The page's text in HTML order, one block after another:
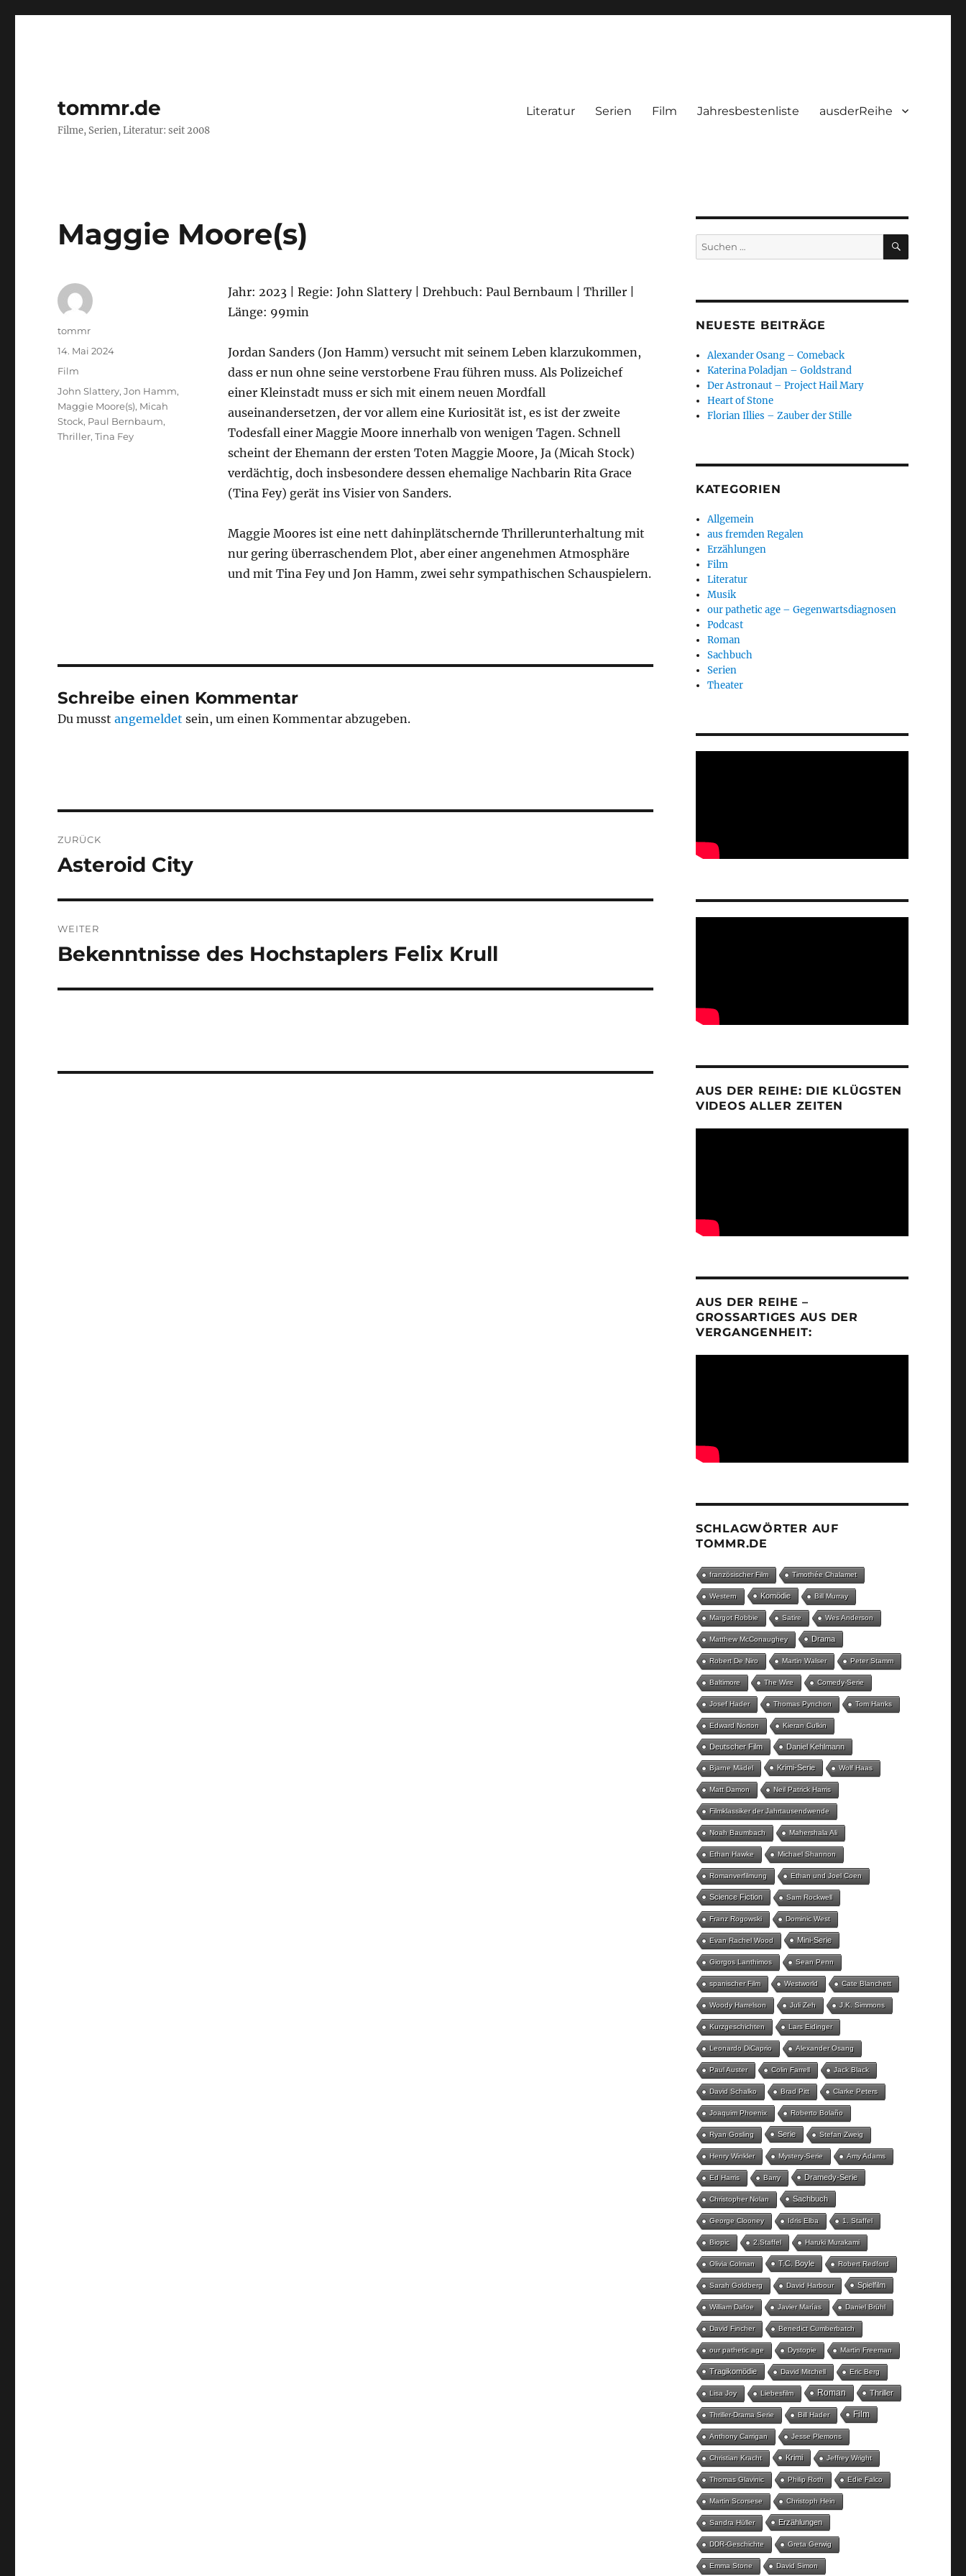
tommr.de
Filme, Serien, Literatur: seit 2008
Literatur Serien Film Jahresbestenliste ausderReihe
Maggie Moore(s)
Jahr: 2023 | Regie: John Slattery | Drehbuch: Paul Bernbaum | Thriller |
Länge: 99min
Jordan Sanders (Jon Hamm) versucht mit seinem Leben klarzukommen,
dass er nun ohne seine verstorbene Frau führen muss. Als Polizeichef
einer Kleinstadt muss er sich mit einem neuen Mordfall
auseinandersetzen, der vor allem eine Kuriosität ist, es ist der zweite
Todesfall einer Maggie Moore innerhalb von wenigen Tagen. Schnell
scheint der Ehemann der ersten Toten Maggie Moore, Ja (Micah Stock)
verdächtig, doch insbesondere dessen ehemalige Nachbarin Rita Grace
(Tina Fey) gerät ins Visier von Sanders.
Maggie Moores ist eine nett dahinplätschernde Thrillerunterhaltung mit
nur gering überraschendem Plot, aber einer angenehmen Atmosphäre
und mit Tina Fey und Jon Hamm, zwei sehr sympathischen Schauspielern.
Autor
tommr
Veröffentlicht
am
14. Mai 2024
Kategorien
Film
Schlagwörter
John Slattery,Jon Hamm,
Maggie Moore(s), Micah
Stock, Paul Bernbaum,
Thriller,Tina Fey
Schreibe einen Kommentar
Du musstangemeldet sein, um einen Kommentar abzugeben.
ZURÜCK
Vorheriger
Asteroid City
WEITER
Nächster
Bekenntnisse des Hochstaplers Felix Krull
Suchen
nach:
SUCHEN
NEUESTE BEITRÄGE
Alexander Osang – Comeback
Katerina Poladjan – Goldstrand
Der Astronaut – Project Hail Mary
Heart of Stone
Florian Illies – Zauber der Stille
KATEGORIEN
Allgemein
aus fremden Regalen
Erzählungen
Film
Literatur
Musik
our pathetic age – Gegenwartsdiagnosen
Podcast
Roman
Sachbuch
Serien
Theater
AUS DER REIHE: DIE KLÜGSTEN
VIDEOS ALLER ZEITEN
AUS DER REIHE –
GROSSARTIGES AUS DER V
ERGANGENHEIT:
SCHLAGWÖRTER AUF
TOMMR.DE
französischer Film Timothée Chalamet
Western Komödie Bill Murray
Margot Robbie Satire Wes Anderson
Matthew McConaughey Drama
Robert De Niro Martin Walser Peter Stamm
Baltimore The Wire Comedy-Serie
Josef Hader Thomas Pynchon Tom Hanks
Edward Norton Kieran Culkin
Deutscher Film Daniel Kehlmann
Bjarne Mädel Krimi-Serie Wolf Haas
Matt Damon Neil Patrick Harris
Filmklassiker der Jahrtausendwende
Noah Baumbach Mahershala Ali
Ethan Hawke Michael Shannon
Romanverfilmung Ethan und Joel Coen
Science Fiction Sam Rockwell
Franz Rogowski Dominic West
Evan Rachel Wood Mini-Serie
Giorgos Lanthimos Sean Penn
spanischer Film Westworld Cate Blanchett
Woody Harrelson Juli Zeh J.K. Simmons
Kurzgeschichten Lars Eidinger
Leonardo DiCaprio Alexander Osang
Paul Auster Colin Farrell Jack Black
David Schalko Brad Pitt Clarke Peters
Joaquim Phoenix Roberto Bolaño
Ryan Gosling Serie Stefan Zweig
Henry Winkler Mystery-Serie Amy Adams
Ed Harris Barry Dramedy-Serie
Christopher Nolan Sachbuch
George Clooney Idris Elba 1. Staffel
Biopic 2.Staffel Haruki Murakami
Olivia Colman T.C. Boyle Robert Redford
Sarah Goldberg David Harbour Spielfilm
William Dafoe Javier Marías Daniel Brühl
David Fincher Benedict Cumberbatch
our pathetic age Dystopie Martin Freeman
Tragikomödie David Mitchell Eric Berg
Lisa Joy Liebesfilm Roman Thriller
Thriller-Drama Serie Bill Hader Film
Anthony Carrigan Jesse Plemons
Christian Kracht Krimi Jeffrey Wright
Thomas Glavinic Philip Roth Edie Falco
Martin Scorsese Christoph Hein
Sandra Hüller Erzählungen
DDR-Geschichte Greta Gerwig
Emma Stone David Simon